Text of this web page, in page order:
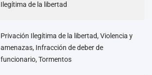
Ilegítima de la libertad
Privación Ilegítima de la libertad, Violencia y
amenazas, Infracción de deber de
funcionario, Tormentos